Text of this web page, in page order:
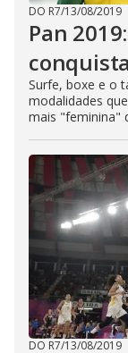
DO R7/13/08/2019
Pan
Surfe, boxe e o
modalidades
mais "feminina"
DO R7/13/08/2019